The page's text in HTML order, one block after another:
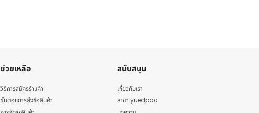
ช่วยเหลือ
วิธีการสมัครร้านค้า
ขั้นตอนการสั่งซื้อสินค้า
สนับสนุน
เกี่ยวกับเรา
สาขา yuedpao